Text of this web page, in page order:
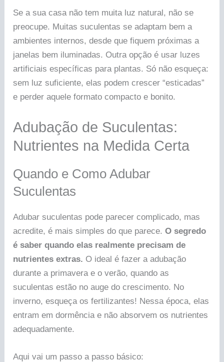
Se a sua casa não tem muita luz natural, não se
preocupe. Muitas suculentas se adaptam bem a
ambientes internos, desde que fiquem próximas a
janelas bem iluminadas. Outra opção é usar luzes
artificiais específicas para plantas. Só não esqueça:
sem luz suficiente, elas podem crescer “esticadas”
e perder aquele formato compacto e bonito.
Adubação de Suculentas:
Nutrientes na Medida Certa
Quando e Como Adubar
Suculentas
Adubar suculentas pode parecer complicado, mas
acredite, é mais simples do que parece.O segredo
é saber quando elas realmente precisam de
nutrientes extras. O ideal é fazer a adubação
durante a primavera e o verão, quando as
suculentas estão no auge do crescimento. No
inverno, esqueça os fertilizantes! Nessa época, elas
entram em dormência e não absorvem os nutrientes
adequadamente.
Aqui vai um passo a passo básico: